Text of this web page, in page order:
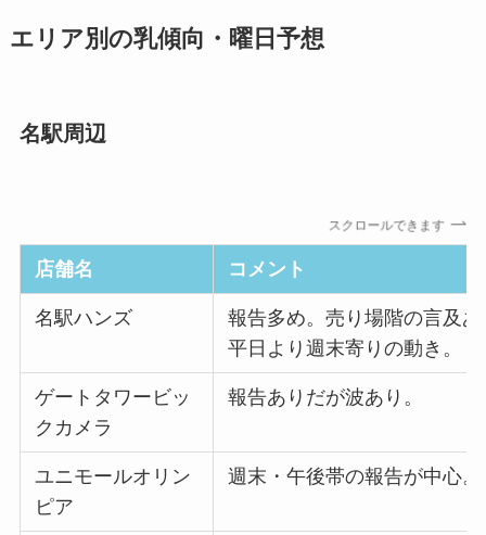
エリア別の乳傾向・曜日予想
名駅周辺
スクロールできます
店舗名 コメント
名駅ハンズ
報告多め。売り場階の言及
平日より週末寄りの動き。
ゲートタワービッ
クカメラ
報告ありだが波あり。
ユニモールオリン
ピア
週末・午後帯の報告が中心。